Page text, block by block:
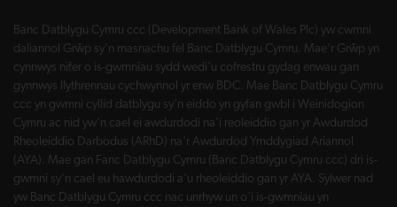
Banc Datblygu Cymru ccc (Development Bank of Wales Plc) yw cwmni
daliannol Grŵp sy'n masnachu fel Banc Datblygu Cymru. Mae'r Grŵp yn
cynnwys nifer o is-gwmnïau sydd wedi'u cofrestru gydag enwau gan
gynnwys llythrennau cychwynnol yr enw BDC. Mae Banc Datblygu Cymru
ccc yn gwmni cyllid datblygu sy'n eiddo yn gyfan gwbl i Weinidogion
Cymru ac nid yw'n cael ei awdurdodi na'i reoleiddio gan yr Awdurdod
Rheoleiddio Darbodus (ARhD) na'r Awdurdod Ymddygiad Ariannol
(AYA). Mae gan Fanc Datblygu Cymru (Banc Datblygu Cymru ccc) dri is-
gwmni sy'n cael eu hawdurdodi a'u rheoleiddio gan yr AYA. Sylwer nad
yw Banc Datblygu Cymru ccc nac unrhyw un o'i is-gwmnïau yn